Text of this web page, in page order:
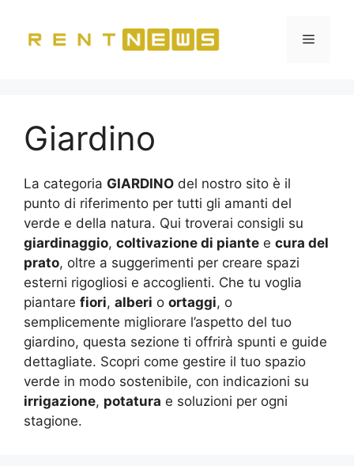
contenuto
Menu
Giardino
La categoria GIARDINO del nostro sito è il
punto di riferimento per tutti gli amanti del
verde e della natura. Qui troverai consigli su
giardinaggio, coltivazione di piante e cura del
prato, oltre a suggerimenti per creare spazi
esterni rigogliosi e accoglienti. Che tu voglia
piantare fiori, alberi o ortaggi, o
semplicemente migliorare l’aspetto del tuo
giardino, questa sezione ti offrirà spunti e guide
dettagliate. Scopri come gestire il tuo spazio
verde in modo sostenibile, con indicazioni su
irrigazione, potatura e soluzioni per ogni
stagione.